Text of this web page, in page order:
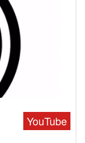
YouTube